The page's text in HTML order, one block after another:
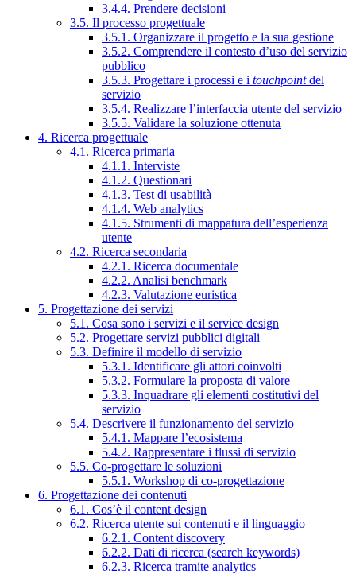
3.4.4. Prendere decisioni
3.5. Il processo progettuale
3.5.1. Organizzare il progetto e la sua gestione
3.5.2. Comprendere il contesto d’uso del servizio
pubblico
3.5.3. Progettare i processi e i touchpointdel
servizio
3.5.4. Realizzare l’interfaccia utente del servizio
3.5.5. Validare la soluzione ottenuta
4. Ricerca progettuale
4.1. Ricerca primaria
4.1.1. Interviste
4.1.2. Questionari
4.1.3. Test di usabilità
4.1.4. Web analytics
4.1.5. Strumenti di mappatura dell’esperienza
utente
4.2. Ricerca secondaria
4.2.1. Ricerca documentale
4.2.2. Analisi benchmark
4.2.3. Valutazione euristica
5. Progettazione dei servizi
5.1. Cosa sono i servizi e il service design
5.2. Progettare servizi pubblici digitali
5.3. Definire il modello di servizio
5.3.1. Identificare gli attori coinvolti
5.3.2. Formulare la proposta di valore
5.3.3. Inquadrare gli elementi costitutivi del
servizio
5.4. Descrivere il funzionamento del servizio
5.4.1. Mappare l’ecosistema
5.4.2. Rappresentare i flussi di servizio
5.5. Co-progettare le soluzioni
5.5.1. Workshop di co-progettazione
6. Progettazione dei contenuti
6.1. Cos’è il content design
6.2. Ricerca utente sui contenuti e il linguaggio
6.2.1. Content discovery
6.2.2. Dati di ricerca (search keywords)
6.2.3. Ricerca tramite analytics